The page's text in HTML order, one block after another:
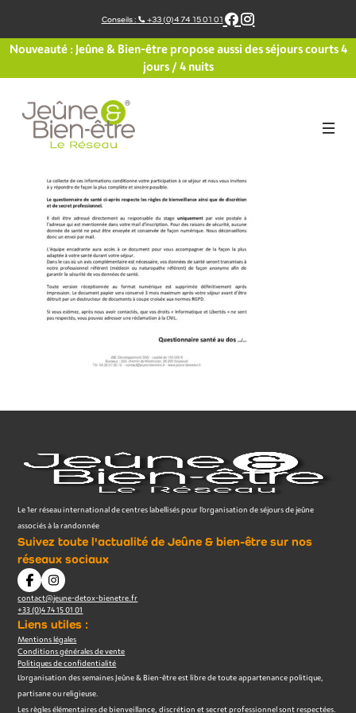
contenu
Conseils : +33 (0)4 74 15 01 01
Nouveauté : Jeûne & Bien-être propose aussi des séjours courts 4
jours / 4 nuits
Le 1er réseau international de centres labellisés pour l’organisation de séjours de jeûne
associés à la randonnée
Suivez toute l'actualité de Jeûne & bien-être sur nos
réseaux sociaux
contact@jeune-detox-bienetre.fr
+33 (0)4 74 15 01 01
Liens utiles :
Mentions légales
Conditions générales de vente
Politiques de confidentialité
L’organisation des semaines Jeûne & Bien-être est libre de toute appartenance politique,
partisane ou religieuse.
Les règles élémentaires de bienveillance, discrétion et secret professionnel sont respectées.